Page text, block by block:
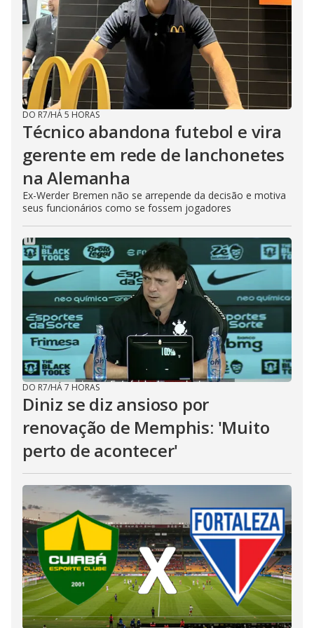
DO R7/HÁ 5 HORAS
Técnico abandona futebol e vira
gerente em rede de lanchonetes
na Alemanha
Ex-Werder Bremen não se arrepende da decisão e motiva
seus funcionários como se fossem jogadores
DO R7/HÁ 7 HORAS
Diniz se diz ansioso por
renovação de Memphis: 'Muito
perto de acontecer'